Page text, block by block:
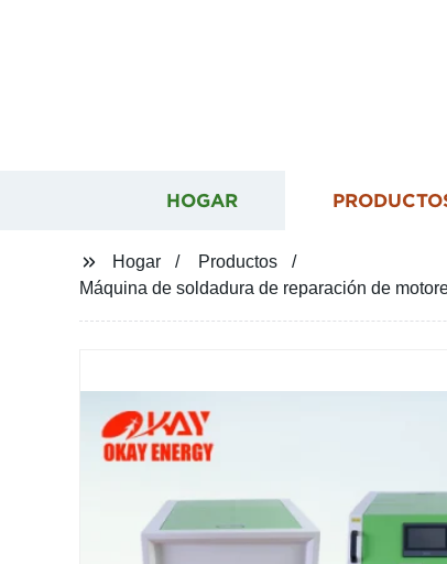
HOGAR
Hogar
Productos
Máquina de soldadura de reparación de